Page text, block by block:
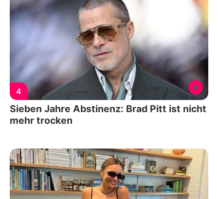
4
Sieben Jahre Abstinenz: Brad Pitt ist nicht
mehr trocken